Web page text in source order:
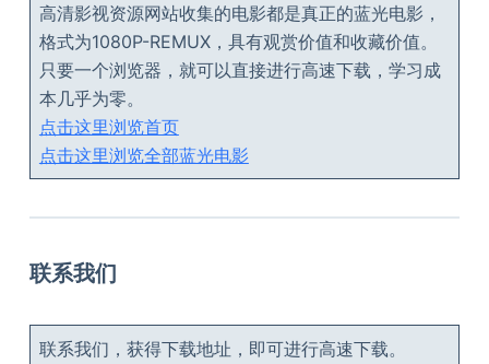
高清影视资源网站收集的电影都是真正的蓝光电影，
格式为1080P-REMUX，具有观赏价值和收藏价值。
只要一个浏览器，就可以直接进行高速下载，学习成
本几乎为零。
点击这里浏览首页
点击这里浏览全部蓝光电影
联系我们
联系我们，获得下载地址，即可进行高速下载。